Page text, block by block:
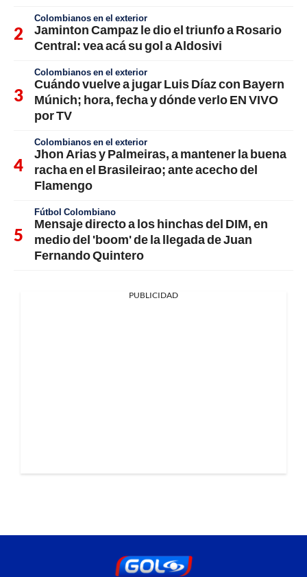
Colombianos en el exterior
Jaminton Campaz le dio el triunfo a Rosario
Central: vea acá su gol a Aldosivi
Colombianos en el exterior
Cuándo vuelve a jugar Luis Díaz con Bayern
Múnich; hora, fecha y dónde verlo EN VIVO
por TV
Colombianos en el exterior
Jhon Arias y Palmeiras, a mantener la buena
racha en el Brasileirao; ante acecho del
Flamengo
Fútbol Colombiano
Mensaje directo a los hinchas del DIM, en
medio del 'boom' de la llegada de Juan
Fernando Quintero
PUBLICIDAD